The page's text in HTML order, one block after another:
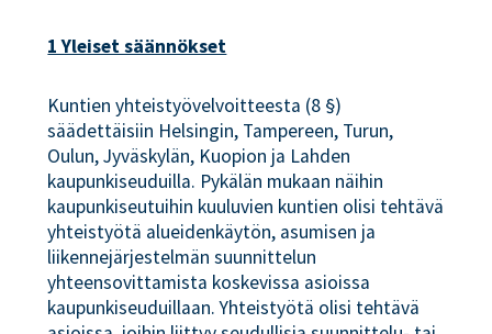
1 Yleiset säännökset
Kuntien yhteistyövelvoitteesta (8 §)
säädettäisiin Helsingin, Tampereen, Turun,
Oulun, Jyväskylän, Kuopion ja Lahden
kaupunkiseuduilla. Pykälän mukaan näihin
kaupunkiseutuihin kuuluvien kuntien olisi tehtävä
yhteistyötä alueidenkäytön, asumisen ja
liikennejärjestelmän suunnittelun
yhteensovittamista koskevissa asioissa
kaupunkiseuduillaan. Yhteistyötä olisi tehtävä